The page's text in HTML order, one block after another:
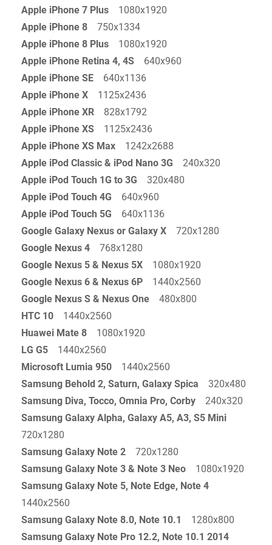
Apple iPhone 7 Plus
1080x1920
Apple iPhone 8 750x1334
Apple iPhone 8 Plus 1080x1920
Apple iPhone Retina 4, 4S 640x960
Apple iPhone SE
640x1136
Apple iPhone X 1125x2436
Apple iPhone XR 828x1792
Apple iPhone XS
1125x2436
Apple iPhone XS Max 1242x2688
Apple iPod Classic & iPod Nano 3G 240x320
Apple iPod Touch 1G to 3G
320x480
Apple iPod Touch 4G 640x960
Apple iPod Touch 5G 640x1136
Google Galaxy Nexus or Galaxy X 720x1280
Google Nexus 4 768x1280
Google Nexus 5 & Nexus 5X
1080x1920
Google Nexus 6 & Nexus 6P
1440x2560
Google Nexus S & Nexus One 480x800
HTC 10 1440x2560
Huawei Mate 8 1080x1920
LG G5 1440x2560
Microsoft Lumia 950 1440x2560
Samsung Behold 2, Saturn, Galaxy Spica 320x480
Samsung Diva, Tocco, Omnia Pro, Corby 240x320
Samsung Galaxy Alpha, Galaxy A5, A3, S5 Mini
720x1280
Samsung Galaxy Note 2
720x1280
Samsung Galaxy Note 3 & Note 3 Neo 1080x1920
Samsung Galaxy Note 5, Note Edge, Note 4
1440x2560
Samsung Galaxy Note 8.0, Note 10.1
1280x800
Samsung Galaxy Note Pro 12.2, Note 10.1 2014